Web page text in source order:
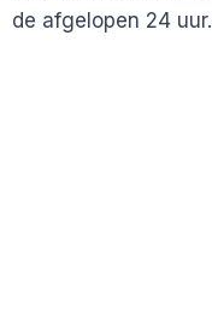
de afgelopen 24 uur.